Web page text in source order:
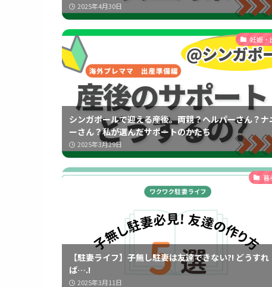
2025年4月30日
妊娠・
シンガポールで迎える産後。両親？ヘルパーさん？ナ
ーさん？私が選んだサポートのかたち
2025年3月29日
暮
【駐妻ライフ】子無し駐妻は友達できない?! どうすれ
ば….!
2025年3月11日